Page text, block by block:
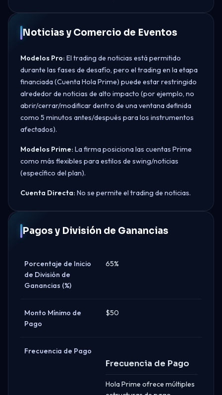
Noticias y Comercio de Eventos
Modelos Pro: El trading de noticias está permitido
durante las fases de desafío, pero el trading en la etapa
financiada (Cuenta Hola Prime) puede estar restringido
alrededor de noticias de alto impacto (por ejemplo, no
abrir/cerrar/modificar dentro de una ventana definida
como 5 minutos antes/después para los instrumentos
afectados).
Modelos Prime: La firma posiciona las cuentas Prime
como más flexibles para estilos de swing/noticias
(específico del plan).
Cuenta Directa: No se permite el trading de noticias.
Pagos y División de Ganancias
Porcentaje de Inicio
de División de
Ganancias (%)
65%
Monto Mínimo de
Pago
$50
Frecuencia de Pago
Frecuencia de Pago
Hola Prime ofrece múltiples